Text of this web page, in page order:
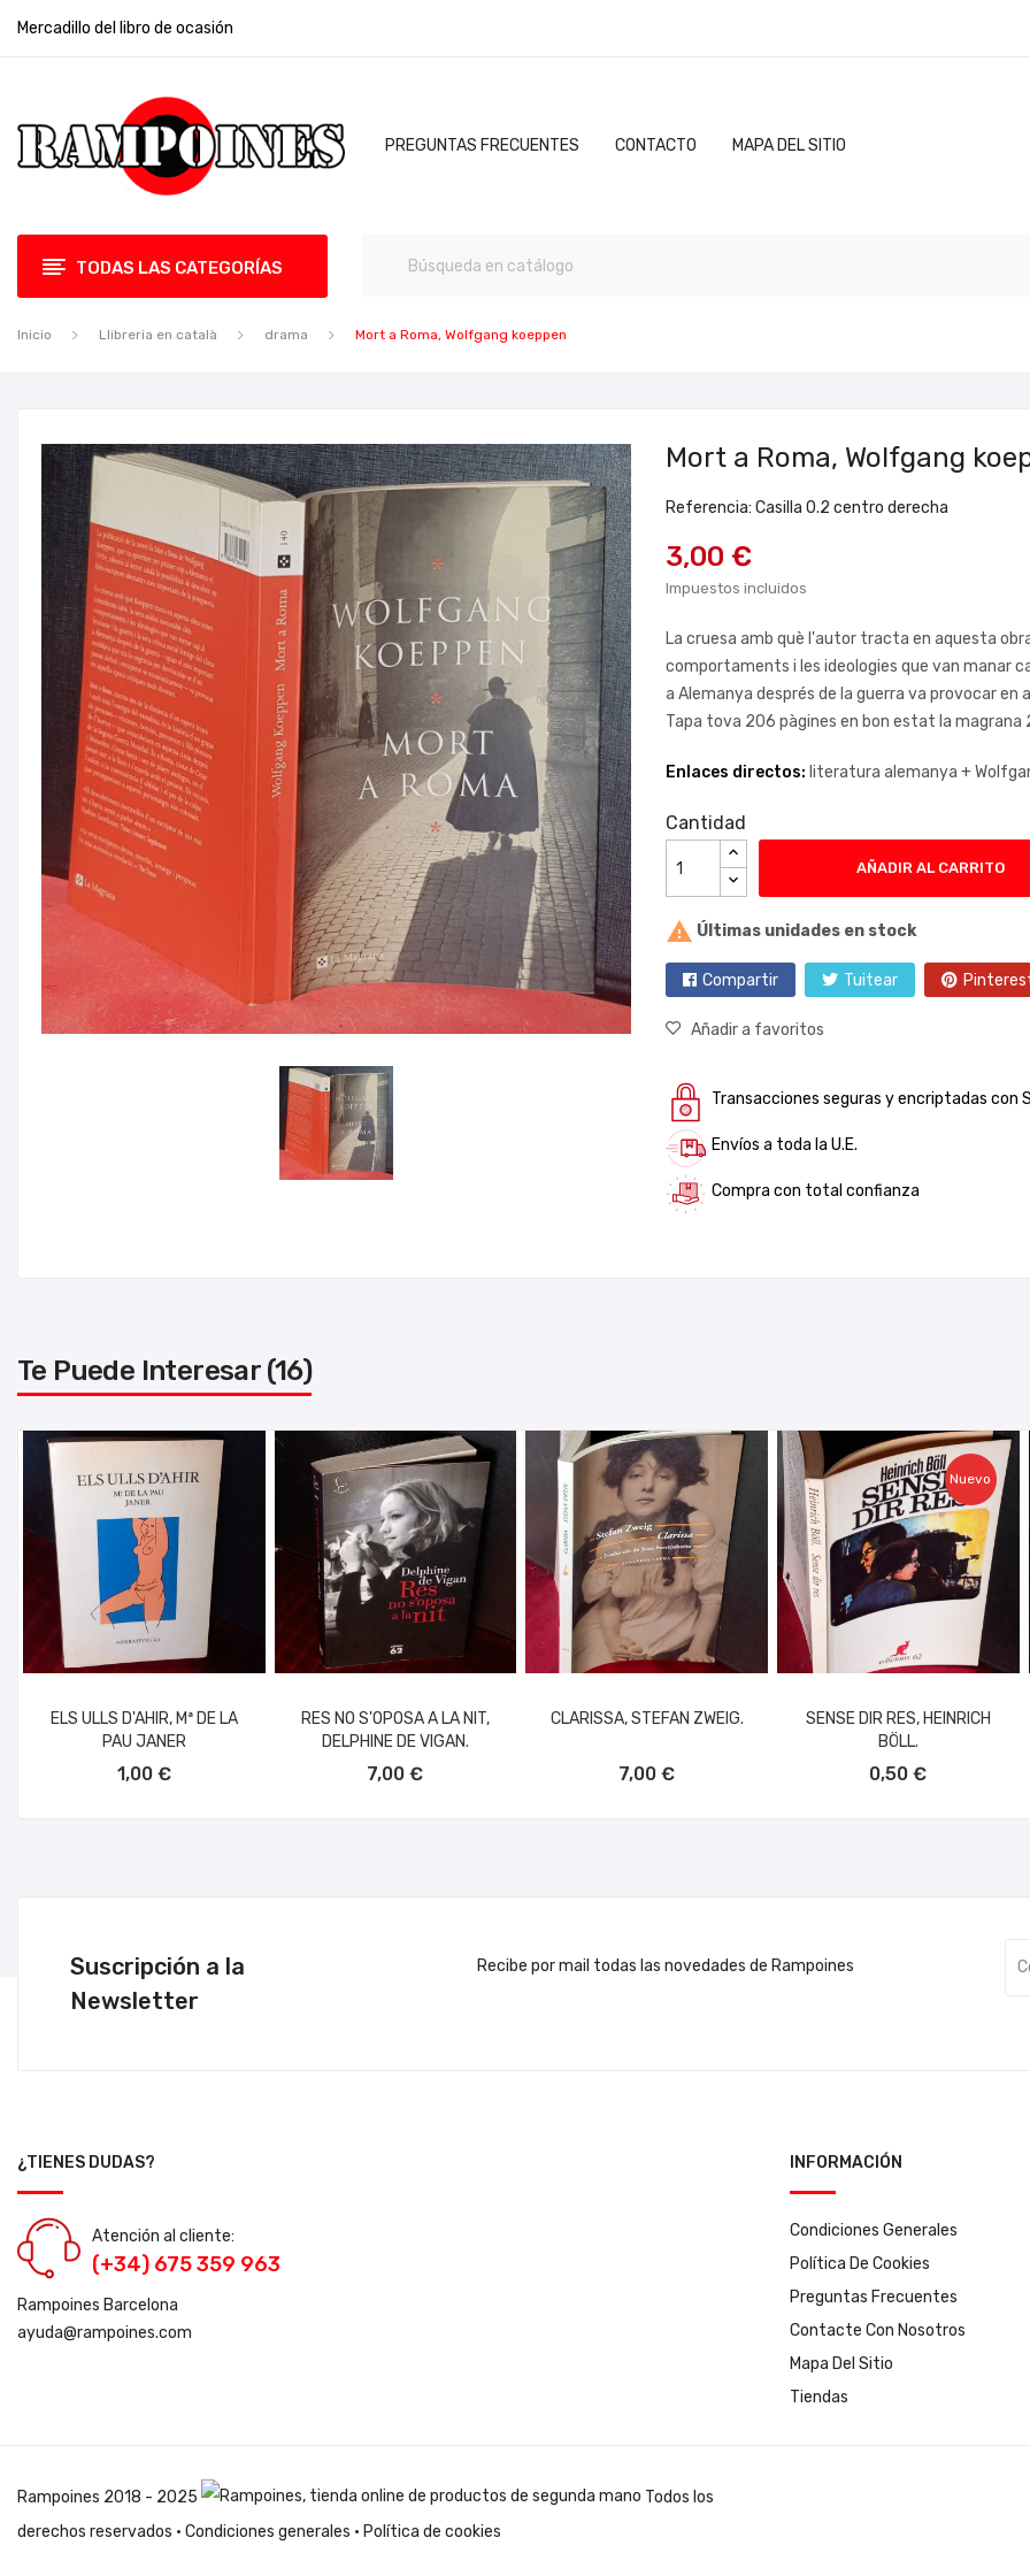
Mercadillo del libro de ocasión
PREGUNTAS FRECUENTES CONTACTO MAPA DEL SITIO
TODAS LAS CATEGORÍAS
Inicio Llibreria en català drama Mort a Roma, Wolfgang koeppen
Mort a Roma, Wolfgang
Referencia: Casilla 0.2 centro derecha
3,00 €
Impuestos incluidos
La cruesa amb què l'autor tracta en aquesta
comportaments i les ideologies que van manar
a Alemanya després de la guerra va provocar en
Tapa tova 206 pàgines en bon estat la
Enlaces directos: literatura alemanya +
Cantidad
AÑADIR AL CARRITO
 Últimas unidades en stock
Compartir Tuitear
Añadir a favoritos
Transacciones seguras y encriptadas con
Envíos a toda la U.E.
Compra con total confianza
Te Puede Interesar (16)
ELS ULLS D'AHIR, Mª DE LA
PAU JANER
1,00 €
RES NO S'OPOSA A LA NIT,
DELPHINE DE VIGAN.
7,00 €
CLARISSA, STEFAN ZWEIG.
7,00 €
Nuevo
SENSE DIR RES, HEINRICH
BÖLL.
0,50 €
Suscripción a la
Newsletter
Recibe por mail todas las novedades de Rampoines
¿TIENES DUDAS?
Atención al cliente:
(+34) 675 359 963
Rampoines Barcelona
ayuda@rampoines.com
INFORMACIÓN
Condiciones Generales
Política De Cookies
Preguntas Frecuentes
Contacte Con Nosotros
Mapa Del Sitio
Tiendas
Rampoines 2018 - 2025
Todos los
derechos reservados · Condiciones generales · Política de cookies